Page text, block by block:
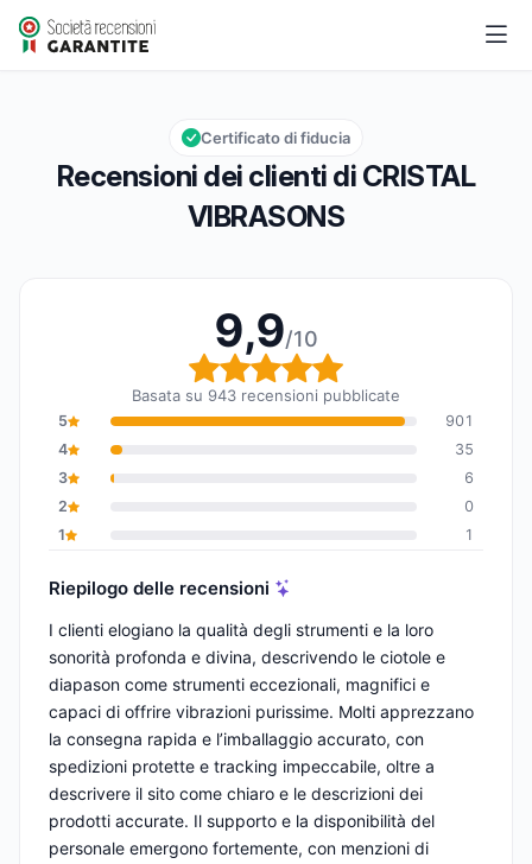
CRISTAL VIBRASONS
Valutazione globale: 9,9 su 10
9,9/10
Recensioni dei clienti di CRISTAL
VIBRASONS
Certificato di fiducia
9,9/10
Valutazione globale:
Basata su 943 recensioni pubblicate
5
901
4
35
3
6
2
0
1
1
Riepilogo delle recensioni
I clienti elogiano la qualità degli strumenti e la loro
sonorità profonda e divina, descrivendo le ciotole e
diapason come strumenti eccezionali, magnifici e
capaci di offrire vibrazioni purissime. Molti apprezzano
la consegna rapida e l’imballaggio accurato, con
spedizioni protette e tracking impeccabile, oltre a
descrivere il sito come chiaro e le descrizioni dei
prodotti accurate. Il supporto e la disponibilità del
personale emergono fortemente, con menzioni di